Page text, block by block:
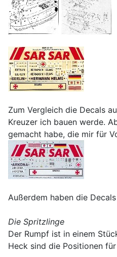
Zum Vergleich die Decals
Kreuzer ich bauen werde.
gemacht habe, die mir für
Außerdem haben die
Die Spritzlinge
Der Rumpf ist in einem
Heck sind die Positionen